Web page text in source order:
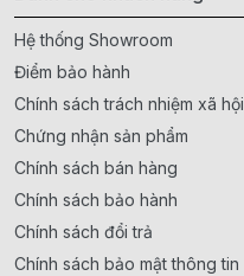
Hệ thống Showroom
Điểm bảo hành
Chính sách trách nhiệm xã hội
Chứng nhận sản phẩm
Chính sách bán hàng
Chính sách bảo hành
Chính sách đổi trả
Chính sách bảo mật thông tin